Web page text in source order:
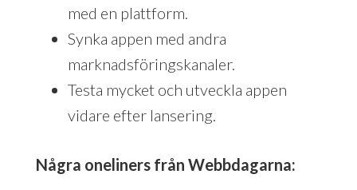
med en plattform.
Synka appen med andra
marknadsföringskanaler.
Testa mycket och utveckla appen
vidare efter lansering.
Några oneliners från Webbdagarna: